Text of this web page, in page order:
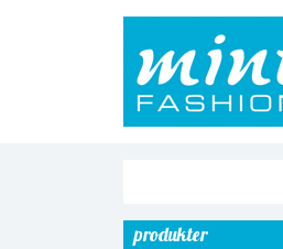
produkter